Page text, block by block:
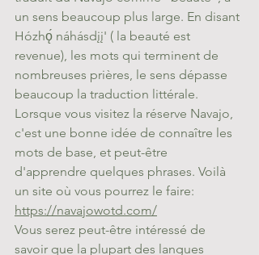
un sens beaucoup plus large. En disant
Hózhǫ́ náhásdįį' ( la beauté est
revenue), les mots qui terminent de
nombreuses prières, le sens dépasse
beaucoup la traduction littérale.
Lorsque vous visitez la réserve Navajo,
c'est une bonne idée de connaître les
mots de base, et peut-être
d'apprendre quelques phrases. Voilà
un site où vous pourrez le faire:
https://navajowotd.com/
Vous serez peut-être intéressé de
savoir que la plupart des langues